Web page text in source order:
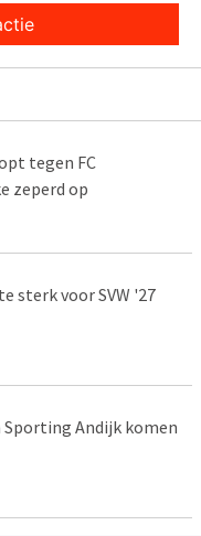
tegen FC
zeperd op
sterk voor SVW '27
Sporting Andijk komen